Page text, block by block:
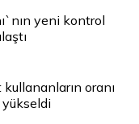
yeni kontrol
oranı